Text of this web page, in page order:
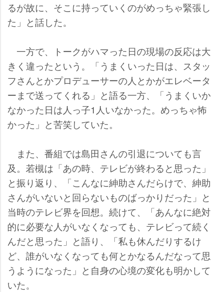
るが故に、そこに持っていくのがめっちゃ緊張し
た」と話した。
一方で、トークがハマった日の現場の反応は大
きく違ったという。「うまくいった日は、スタッ
フさんとかプロデューサーの人とかがエレベータ
ーまで送ってくれる」と語る一方、「うまくいか
なかった日は人っ子1人いなかった。めっちゃ怖
かった」と苦笑していた。
また、番組では島田さんの引退についても言
及。若槻は「あの時、テレビが終わると思った」
と振り返り、「こんなに紳助さんだらけで、紳助
さんがいないと回らないものばっかりだった」と
当時のテレビ界を回想。続けて、「あんなに絶対
的に必要な人がいなくなっても、テレビって続く
んだと思った」と語り、「私も休んだりするけ
ど、誰がいなくなっても何とかなるんだなって思
うようになった」と自身の心境の変化も明かして
いた。